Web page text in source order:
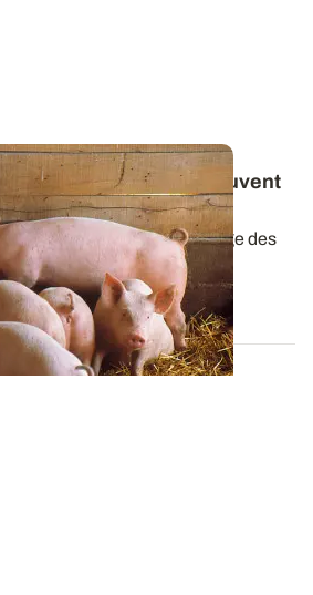
: les blés germés peuvent
animale
le séchage et le stockage des